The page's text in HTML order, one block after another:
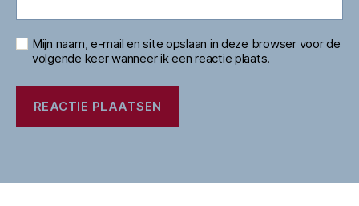
Mijn naam, e-mail en site opslaan in deze browser voor de
volgende keer wanneer ik een reactie plaats.